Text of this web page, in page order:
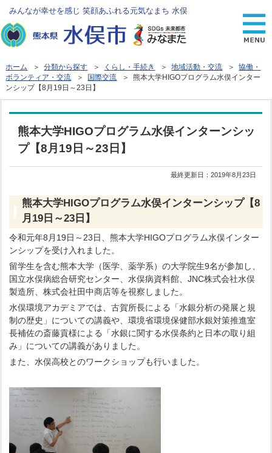
みんなが幸せを感じ 笑顔あふれる元気なまち 水俣
ホーム ＞分類から探す ＞ くらし・手続き ＞地域活動・交流 ＞協働・
ボランティア・交流 ＞ 国際交流 ＞ 熊本大学HIGOプログラム水俣インター
ンシップ【8月19日～23日】
熊本大学HIGOプログラム水俣インターンシッ
プ【8月19日～23日】
最終更新日：2019年8月23日
熊本大学HIGOプログラム水俣インターンシップ【8
月19日～23日】
令和元年8月19日～23日、熊本大学HIGOプログラム水俣インター
ンシップを受け入れました。
留学生を含む熊本大学（医学、薬学系）の大学院生9名が参加し、
国立水俣病総合研究センター、水俣病資料館、JNC株式会社水俣
製造所、株式会社田中商店等を視察しました。
水俣環境アカデミアでは、古賀所長による「水銀分析の発展と規
制の歴史」についての講義や、環境省環境保健部水銀対策推進室
長補佐の斎藤貢様による「水銀に関する水俣条約と日本の取り組
み」についての講義がありました。
また、水俣高校とのワークショップも行いました。